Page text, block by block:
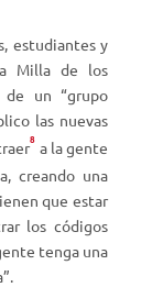
estudiantes y
Milla de los
de un “grupo
las nuevas
8 a la gente
creando una
que estar
los códigos
tenga una